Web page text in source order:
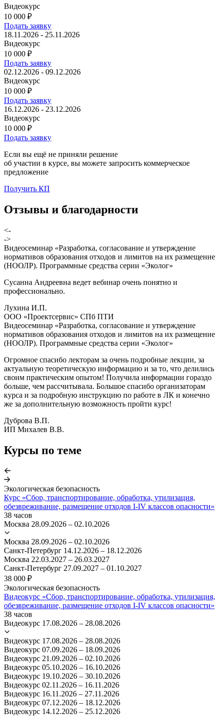
Видеокурс
10 000 ₽
Подать заявку
18.11.2026 - 25.11.2026
Видеокурс
10 000 ₽
Подать заявку
02.12.2026 - 09.12.2026
Видеокурс
10 000 ₽
Подать заявку
16.12.2026 - 23.12.2026
Видеокурс
10 000 ₽
Подать заявку
Если вы ещё не приняли решение
об участии в курсе, вы можете запросить коммерческое
предложение
Получить КП
Отзывы и благодарности
<-
->
Видеосеминар «Разработка, согласование и утверждение
нормативов образования отходов и лимитов на их размещение
(НООЛР). Программные средства серии «Эколог»
Сусанна Андреевна ведет вебинар очень понятно и
профессионально.
Лухина И.П.
ООО «Проектсервис» СПб ПТИ
Видеосеминар «Разработка, согласование и утверждение
нормативов образования отходов и лимитов на их размещение
(НООЛР). Программные средства серии «Эколог»
Огромное спасибо лекторам за очень подробные лекции, за
актуальную теоретическую информацию и за то, что делились
своим практическим опытом! Получила информации гораздо
больше, чем рассчитывала. Большое спасибо организаторам
курса и за подробную инструкцию по работе в ЛК и конечно
же за дополнительную возможность пройти курс!
Дуброва В.П.
ИП Михалев В.В.
Курсы по теме
Экологическая безопасность
Курс «Сбор, транспортирование, обработка, утилизация,
обезвреживание, размещение отходов I-IV классов опасности»
38 часов
Москва 28.09.2026 – 02.10.2026
Москва 28.09.2026 – 02.10.2026
Санкт-Петербург 14.12.2026 – 18.12.2026
Москва 22.03.2027 – 26.03.2027
Санкт-Петербург 27.09.2027 – 01.10.2027
38 000 ₽
Экологическая безопасность
Видеокурс «Сбор, транспортирование, обработка, утилизация,
обезвреживание, размещение отходов I-IV классов опасности»
38 часов
Видеокурс 17.08.2026 – 28.08.2026
Видеокурс 17.08.2026 – 28.08.2026
Видеокурс 07.09.2026 – 18.09.2026
Видеокурс 21.09.2026 – 02.10.2026
Видеокурс 05.10.2026 – 16.10.2026
Видеокурс 19.10.2026 – 30.10.2026
Видеокурс 02.11.2026 – 16.11.2026
Видеокурс 16.11.2026 – 27.11.2026
Видеокурс 07.12.2026 – 18.12.2026
Видеокурс 14.12.2026 – 25.12.2026